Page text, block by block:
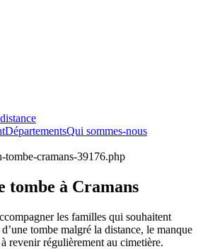
DépartementsQui sommes-nous
tombe-cramans-39176.php
tombe à Cramans
les familles qui souhaitent
tombe malgré la distance, le manque
revenir régulièrement au cimetière.